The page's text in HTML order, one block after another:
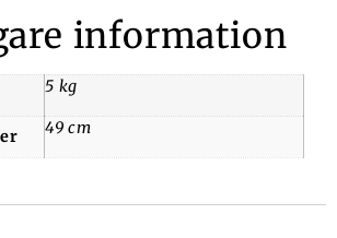
information
5 kg
49 cm